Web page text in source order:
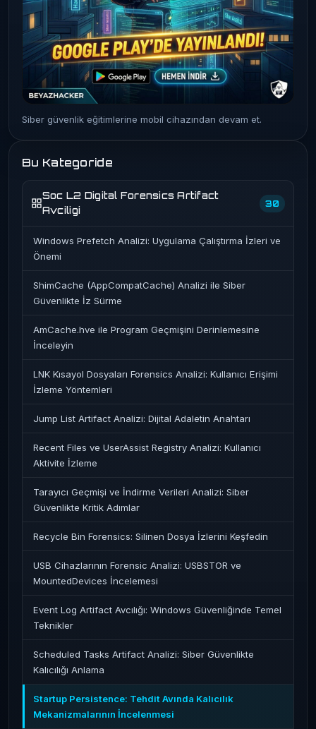
Siber güvenlik eğitimlerine mobil cihazından devam et.
Bu Kategoride
Soc L2 Digital Forensics Artifact
Avciligi
30
Windows Prefetch Analizi: Uygulama Çalıştırma İzleri ve
Önemi
ShimCache (AppCompatCache) Analizi ile Siber
Güvenlikte İz Sürme
AmCache.hve ile Program Geçmişini Derinlemesine
İnceleyin
LNK Kısayol Dosyaları Forensics Analizi: Kullanıcı Erişimi
İzleme Yöntemleri
Jump List Artifact Analizi: Dijital Adaletin Anahtarı
Recent Files ve UserAssist Registry Analizi: Kullanıcı
Aktivite İzleme
Tarayıcı Geçmişi ve İndirme Verileri Analizi: Siber
Güvenlikte Kritik Adımlar
Recycle Bin Forensics: Silinen Dosya İzlerini Keşfedin
USB Cihazlarının Forensic Analizi: USBSTOR ve
MountedDevices İncelemesi
Event Log Artifact Avcılığı: Windows Güvenliğinde Temel
Teknikler
Scheduled Tasks Artifact Analizi: Siber Güvenlikte
Kalıcılığı Anlama
Startup Persistence: Tehdit Avında Kalıcılık
Mekanizmalarının İncelenmesi